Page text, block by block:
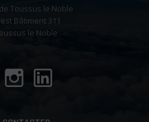
Toussus le Noble
Bâtiment 311
le Noble